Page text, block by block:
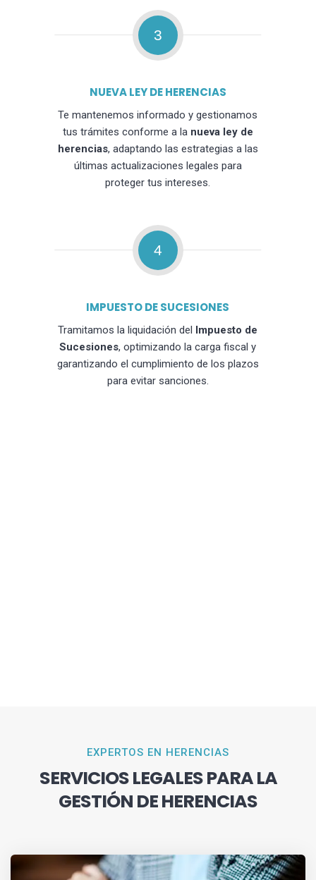
3
NUEVA LEY DE HERENCIAS
Te mantenemos informado y gestionamos
tus trámites conforme a la nueva ley de
herencias, adaptando las estrategias a las
últimas actualizaciones legales para
proteger tus intereses.
4
IMPUESTO DE SUCESIONES
Tramitamos la liquidación del Impuesto de
Sucesiones, optimizando la carga fiscal y
garantizando el cumplimiento de los plazos
para evitar sanciones.
EXPERTOS EN HERENCIAS
SERVICIOS LEGALES PARA LA
GESTIÓN DE HERENCIAS